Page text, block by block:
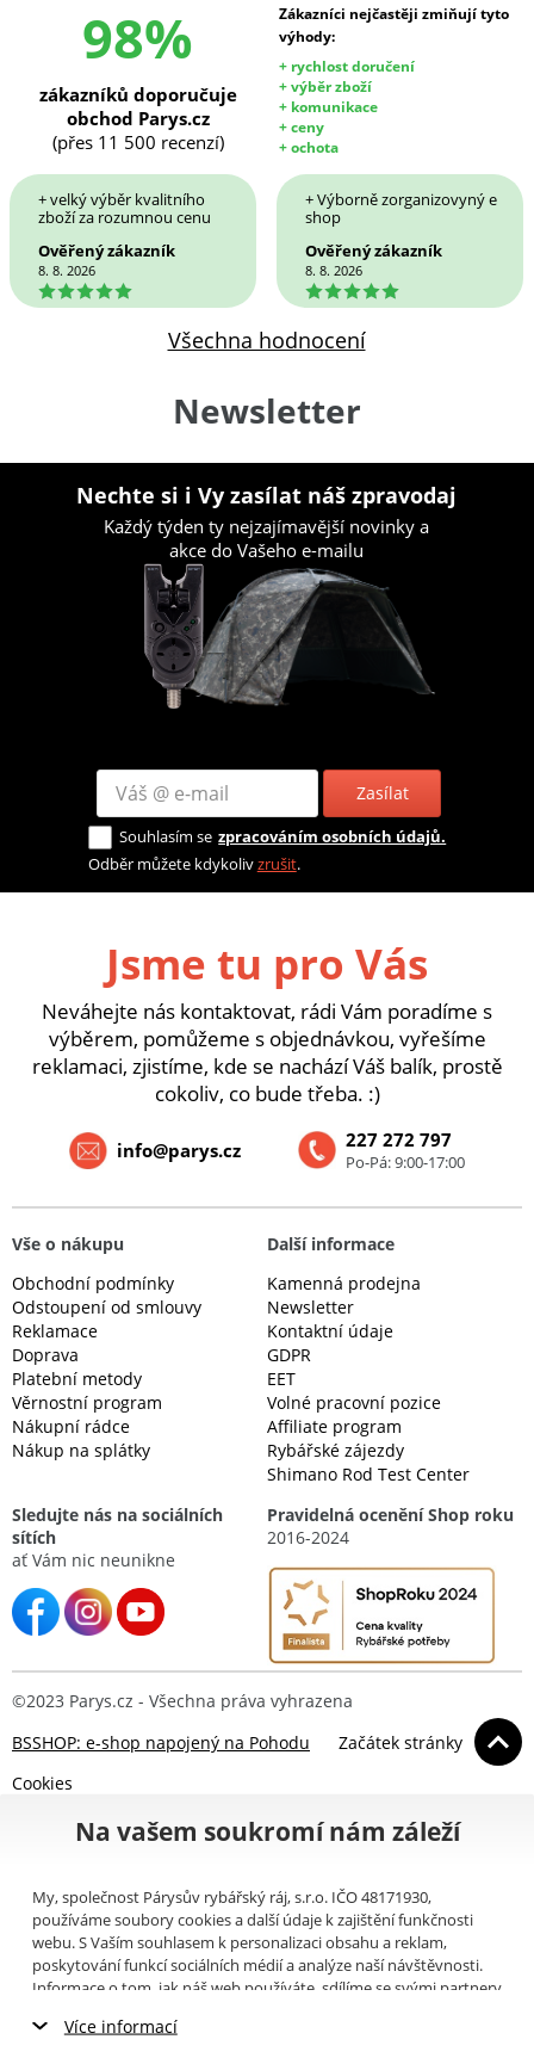
98%
Zákazníci nejčastěji zmiňují tyto
výhody:
+ rychlost doručení
+ výběr zboží
+ komunikace
+ ceny
+ ochota
zákazníků doporučuje
obchod Parys.cz
(přes 11 500 recenzí)
+ velký výběr kvalitního
zboží za rozumnou cenu
Ověřený zákazník
8. 8. 2026
5
+ Výborně zorganizovyný e
shop
Ověřený zákazník
8. 8. 2026
5
Všechna hodnocení
Newsletter
Nechte si i Vy zasílat náš zpravodaj
Každý týden ty nejzajímavější novinky a
akce do Vašeho e-mailu
Zasílat
Souhlasím se zpracováním osobních údajů.
Odběr můžete kdykolivzrušit.
Jsme tu pro Vás
Neváhejte nás kontaktovat, rádi Vám poradíme s
výběrem, pomůžeme s objednávkou, vyřešíme
reklamaci, zjistíme, kde se nachází Váš balík, prostě
cokoliv, co bude třeba. :)
227 272 797
Po-Pá: 9:00-17:00
info@parys.cz
Vše o nákupu
Obchodní podmínky
Odstoupení od smlouvy
Reklamace
Doprava
Platební metody
Věrnostní program
Nákupní rádce
Nákup na splátky
Další informace
Kamenná prodejna
Newsletter
Kontaktní údaje
GDPR
EET
Volné pracovní pozice
Affiliate program
Rybářské zájezdy
Shimano Rod Test Center
Sledujte nás na sociálních
sítích
ať Vám nic neunikne
Pravidelná ocenění Shop roku
2016-2024
©2023 Parys.cz - Všechna práva vyhrazena
BSSHOP: e-shop napojený na Pohodu
Začátek stránky
Cookies
Na vašem soukromí nám záleží
My, společnost Párysův rybářský ráj, s.r.o. IČO 48171930,
používáme soubory cookies a další údaje k zajištění funkčnosti
webu. S Vaším souhlasem k personalizaci obsahu a reklam,
poskytování funkcí sociálních médií a analýze naší návštěvnosti.
Informace o tom, jak náš web používáte, sdílíme se svými partnery
můžete přečíst, jak tyto informace Google používá. Partneři tyto
Více informací